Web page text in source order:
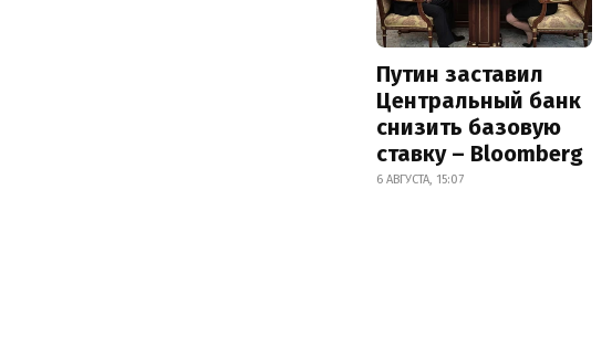
Путин заставил
Центральный банк
снизить базовую
ставку – Bloomberg
6 АВГУСТА, 15:07